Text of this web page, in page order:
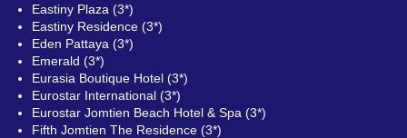
Eastiny Plaza (3*)
Eastiny Residence (3*)
Eden Pattaya (3*)
Emerald (3*)
Eurasia Boutique Hotel (3*)
Eurostar International (3*)
Eurostar Jomtien Beach Hotel & Spa (3*)
Fifth Jomtien The Residence (3*)